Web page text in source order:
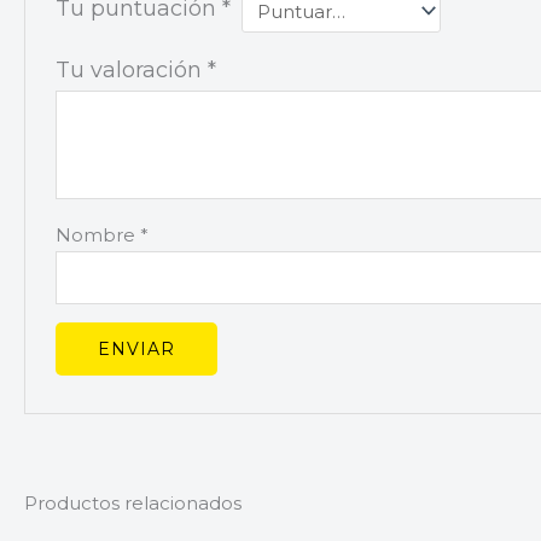
Tu puntuación*
Tu valoración*
Nombre *
Productos relacionados